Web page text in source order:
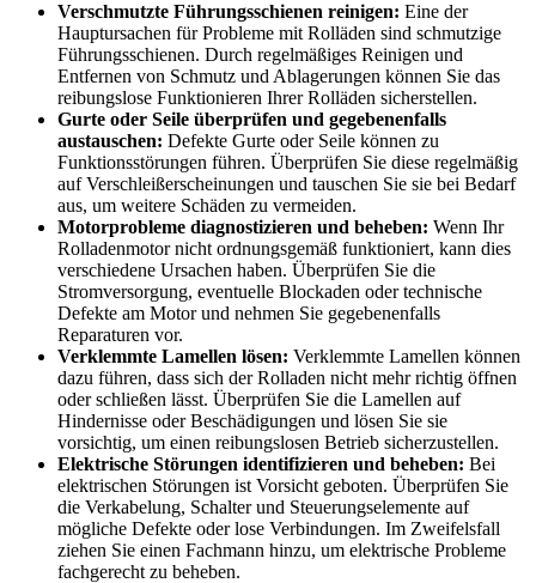
Verschmutzte Führungsschienen reinigen: Eine der
Hauptursachen für Probleme mit Rolläden sind schmutzige
Führungsschienen. Durch regelmäßiges Reinigen und
Entfernen von Schmutz und Ablagerungen können Sie das
reibungslose Funktionieren Ihrer Rolläden sicherstellen.
Gurte oder Seile überprüfen und gegebenenfalls
austauschen: Defekte Gurte oder Seile können zu
Funktionsstörungen führen. Überprüfen Sie diese regelmäßig
auf Verschleißerscheinungen und tauschen Sie sie bei Bedarf
aus, um weitere Schäden zu vermeiden.
Motorprobleme diagnostizieren und beheben: Wenn Ihr
Rolladenmotor nicht ordnungsgemäß funktioniert, kann dies
verschiedene Ursachen haben. Überprüfen Sie die
Stromversorgung, eventuelle Blockaden oder technische
Defekte am Motor und nehmen Sie gegebenenfalls
Reparaturen vor.
Verklemmte Lamellen lösen: Verklemmte Lamellen können
dazu führen, dass sich der Rolladen nicht mehr richtig öffnen
oder schließen lässt. Überprüfen Sie die Lamellen auf
Hindernisse oder Beschädigungen und lösen Sie sie
vorsichtig, um einen reibungslosen Betrieb sicherzustellen.
Elektrische Störungen identifizieren und beheben: Bei
elektrischen Störungen ist Vorsicht geboten. Überprüfen Sie
die Verkabelung, Schalter und Steuerungselemente auf
mögliche Defekte oder lose Verbindungen. Im Zweifelsfall
ziehen Sie einen Fachmann hinzu, um elektrische Probleme
fachgerecht zu beheben.